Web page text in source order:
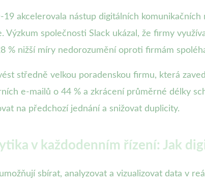
19 akcelerovala nástup digitálních
Výzkum společnosti Slack ukázal, že firmy
% nižší míry nedorozumění oproti firmám
středně velkou poradenskou firmu, která
e-mailů o 44 % a zkrácení průměrné délky
na předchozí jednání a snižovat duplicity.
v každodenním řízení: Jak
sbírat, analyzovat a vizualizovat data v